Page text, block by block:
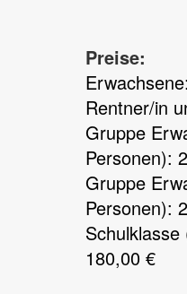
Preise:
Rentner/in
Gruppe
Personen):
Gruppe
Personen):
180,00 €